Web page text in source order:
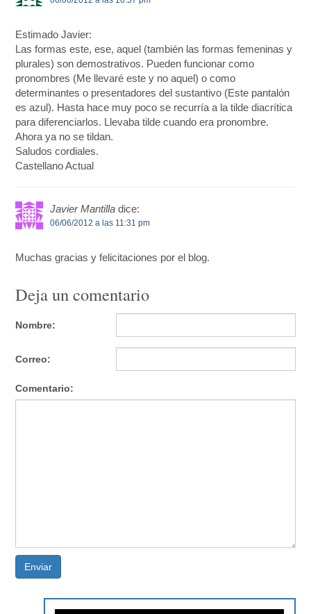
Estimado Javier:
Las formas este, ese, aquel (también las formas femeninas y
plurales) son demostrativos. Pueden funcionar como
pronombres (Me llevaré este y no aquel) o como
determinantes o presentadores del sustantivo (Este pantalón
es azul). Hasta hace muy poco se recurría a la tilde diacrítica
para diferenciarlos. Llevaba tilde cuando era pronombre.
Ahora ya no se tildan.
Saludos cordiales.
Castellano Actual
Javier Mantilla dice:
06/06/2012 a las 11:31 pm
Muchas gracias y felicitaciones por el blog.
Deja un comentario
Nombre:
Correo:
Comentario:
Enviar